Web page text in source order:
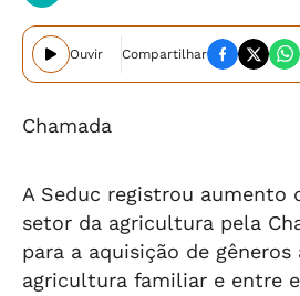
Ouvir Compartilhar
Chamada
A Seduc registrou aumento
setor da agricultura pela
para a aquisição de
agricultura familiar e entre